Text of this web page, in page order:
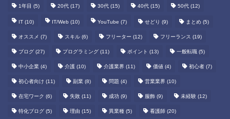
1年目 (5) 20代 (17) 30代 (15) 40代 (15) 50代 (12)
IT (10) IT/Web (10) YouTube (7) せどり (9) まとめ (5)
オススメ (7) スキル (6) フリーター (12) フリーランス (19)
ブログ (27) プログラミング (11) ポイント (13) 一般転職 (5)
中小企業 (4) 介護 (10) 介護業界 (11) 価値 (4) 初心者 (7)
初心者向け (11) 副業 (8) 問題 (4) 営業業界 (10)
在宅ワーク (6) 失敗 (11) 成功 (9) 服飾 (9) 未経験 (12)
特化ブログ (5) 理由 (15) 異業種 (5) 看護師 (20)
ホーム
プロフィール